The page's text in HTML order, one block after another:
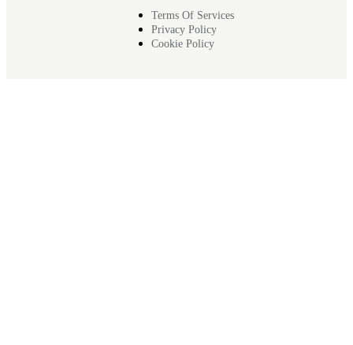
Terms Of Services
Privacy Policy
Cookie Policy